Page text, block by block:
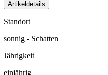
Artikeldetails
Standort
sonnig - Schatten
Jährigkeit
einjährig